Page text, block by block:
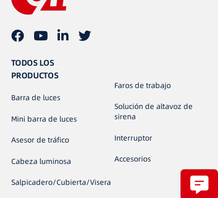
TODOS LOS
PRODUCTOS
Barra de luces
Mini barra de luces
Asesor de tráfico
Cabeza luminosa
Salpicadero/Cubierta/Visera
Faros de trabajo
Solución de altavoz de
sirena
Interruptor
Accesorios